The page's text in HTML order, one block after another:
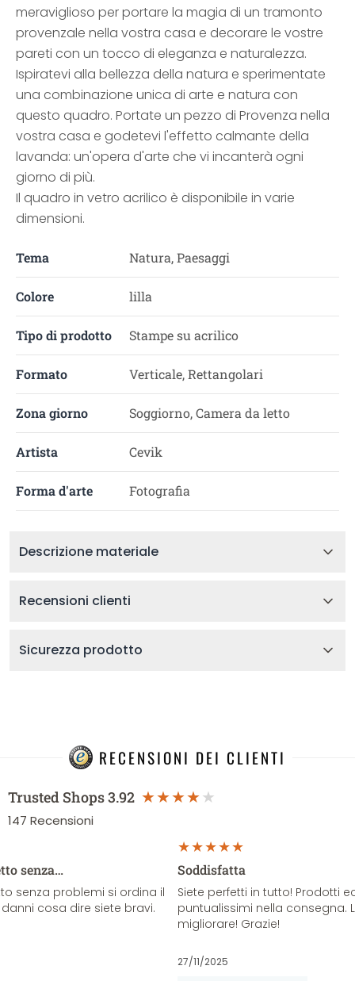
meraviglioso per portare la magia di un tramonto
provenzale nella vostra casa e decorare le vostre
pareti con un tocco di eleganza e naturalezza.
Ispiratevi alla bellezza della natura e sperimentate
una combinazione unica di arte e natura con
questo quadro. Portate un pezzo di Provenza nella
vostra casa e godetevi l'effetto calmante della
lavanda: un'opera d'arte che vi incanterà ogni
giorno di più.
Il quadro in vetro acrilico è disponibile in varie
dimensioni.
Tema Natura, Paesaggi
Colore lilla
Tipo di prodotto Stampe su acrilico
Formato Verticale, Rettangolari
Zona giorno Soggiorno, Camera da letto
Artista Cevik
Forma d'arte Fotografia
Descrizione materiale
Recensioni clienti
Sicurezza prodotto
RECENSIONI DEI CLIENTI
Trusted Shops3.92
147 Recensioni
senza…
senza problemi si ordina il
cosa dire siete bravi.
Soddisfatta
Siete perfetti in tutto! Prodotti
puntualissimi nella consegna.
migliorare! Grazie!
27/11/2025